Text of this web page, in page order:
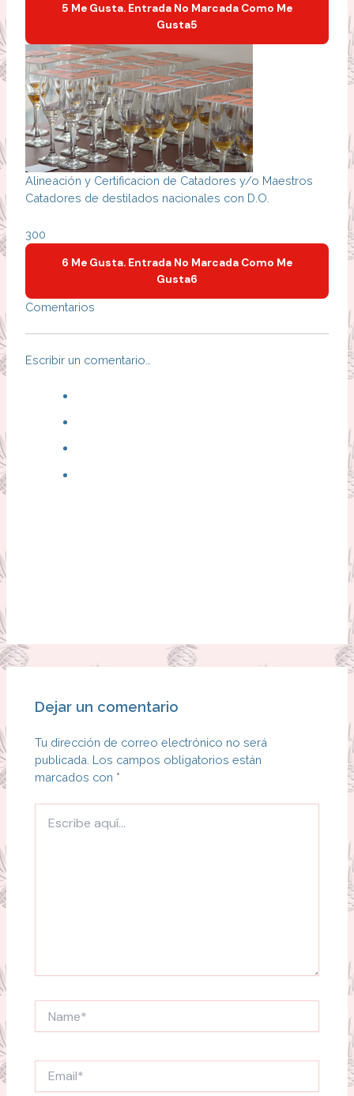
5 Me Gusta. Entrada No Marcada Como Me
Gusta5
Alineación y Certificacion de Catadores y/o Maestros
Catadores de destilados nacionales con D.O.
300
6 Me Gusta. Entrada No Marcada Como Me
Gusta6
Comentarios
Escribir un comentario…
Dejar un comentario
Tu dirección de correo electrónico no será
publicada. Los campos obligatorios están
marcados con *
aquí...